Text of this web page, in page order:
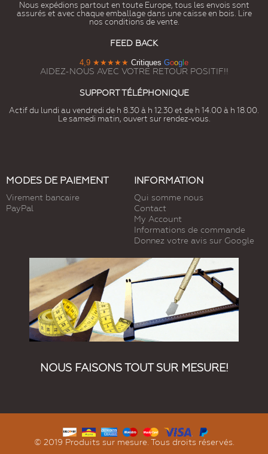
Nous expédions partout en toute Europe, tous les envois sont
assurés et avec chaque emballage dans une caisse en bois. Lire
nos conditions de vente.
FEED BACK
4,9 ★★★★★ Critiques Goog e
AIDEZ-NOUS AVEC VOTRE RETOUR POSITIF!!
SUPPORT TÉLÉPHONIQUE
Actif du lundi au vendredi de h 8.30 à h 12.30 et de h 14.00 à h 18.00.
Le samedi matin, ouvert sur rendez-vous.
MODES DE PAIEMENT
Virement bancaire
PayPal
INFORMATION
Qui somme nous
Contact
My Account
Informations de commande
Donnez votre avis sur Google
NOUS FAISONS TOUT SUR MESURE!
© 2019 Produits sur mesure. Tous droits réservés.